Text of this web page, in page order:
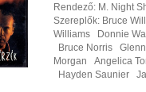
Rendező: M. Night
Szereplők: Bruce
Williams
Donnie
Bruce Norris
Morgan
Angelica
Hayden Saunier